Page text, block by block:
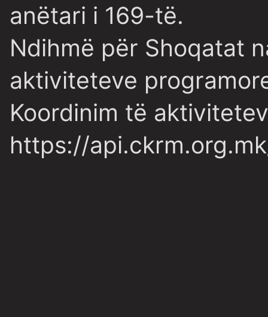
anëtari i 169-të.
Ndihmë për Shoqatat
aktiviteteve
Koordinim të
https://